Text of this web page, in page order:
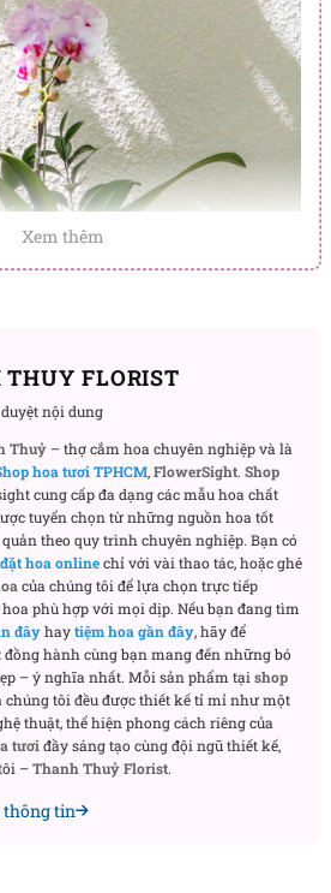
gửi gắm lời nhắn nhủ về niềm
hạnh phúc lâu dài. Chậu hoa
thức mà còn mang giá trị
người nhận cảm thấy được
hoa lan này?
sẽ giúp chậu hoa phát huy
hoa là món quà lý tưởng
vừa trang trí vừa gửi gắm
và sự quan tâm.
nghĩa trong dịp sinh nhật
Xem thêm
FLORIST
nội dung
Thuỷ – thợ cắm hoa chuyên nghiệp và là
hoa tươi TPHCM,FlowerSight. Shop
cung cấp đa dạng các mẫu hoa chất
tuyển chọn từ những nguồn hoa tốt
theo quy trình chuyên nghiệp. Bạn có
đặt hoa onlinechỉ với vài thao tác, hoặc ghé
của chúng tôi để lựa chọn trực tiếp
phù hợp với mọi dịp. Nếu bạn đang tìm
đâyhaytiệm hoa gần đây, hãy để
đồng hành cùng bạn mang đến những bó
– ý nghĩa nhất. Mỗi sản phẩm tạishop
chúng tôi đều được thiết kế tỉ mỉ như một
thuật, thể hiện phong cách riêng của
tươiđầy sáng tạo cùng đội ngũ thiết kế,
–Thanh Thuỷ Florist.
thông tin